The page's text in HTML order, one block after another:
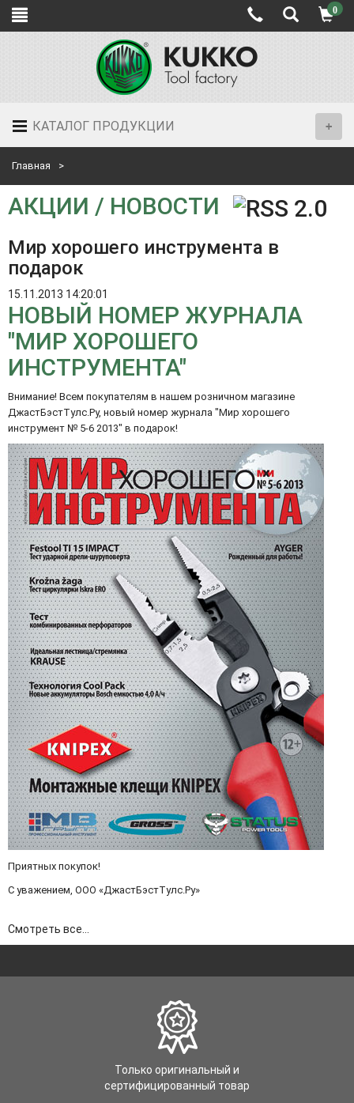
0
КАТАЛОГ ПРОДУКЦИИ
Главная
АКЦИИ / НОВОСТИ
Мир хорошего инструмента в
подарок
15.11.2013 14:20:01
НОВЫЙ НОМЕР ЖУРНАЛА
"МИР ХОРОШЕГО
ИНСТРУМЕНТА"
Внимание! Всем покупателям в нашем розничном магазине
ДжастБэстТулс.Ру, новый номер журнала "Мир хорошего
инструмент № 5-6 2013" в подарок!
Приятных покупок!
С уважением, ООО «ДжастБэстТулс.Ру»
Смотреть все...
Только оригинальный и
сертифицированный товар